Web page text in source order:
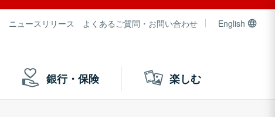
ニュースリリース よくあるご質問・お問い合わせ English
銀行・保険 楽しむ